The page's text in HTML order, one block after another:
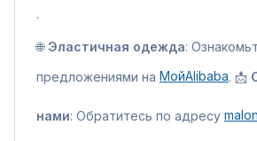
.
🌐 Эластичная одежда:
предложениями на МойAlibaba . 📩
нами: Обратитесь по адресу